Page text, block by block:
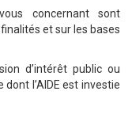
concernant sont
et sur les bases
d’intérêt public ou
l’AIDE est investie